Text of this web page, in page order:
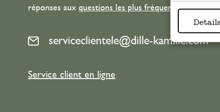
réponses aux questions les plus fréquemment
serviceclientele@dille-kamille.com
Service client en ligne